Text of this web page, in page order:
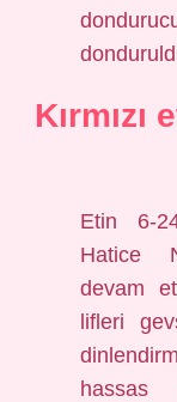
Kırmızı
Etin 6-
Hatice
devam
lifleri
hassas